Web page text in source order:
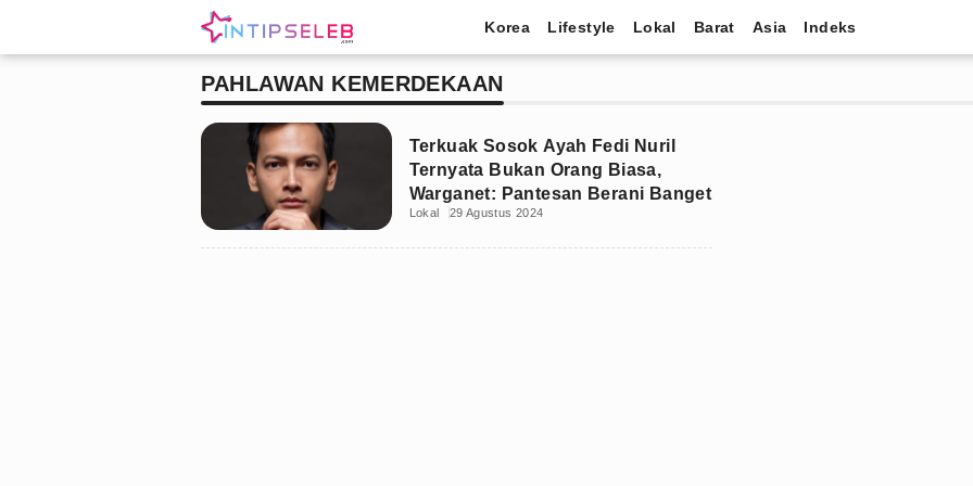
Korea Lifestyle Lokal Barat Asia Indeks
PAHLAWAN KEMERDEKAAN
Terkuak Sosok Ayah Fedi Nuril
Ternyata Bukan Orang Biasa,
Warganet: Pantesan Berani Banget
Lokal 29 Agustus 2024